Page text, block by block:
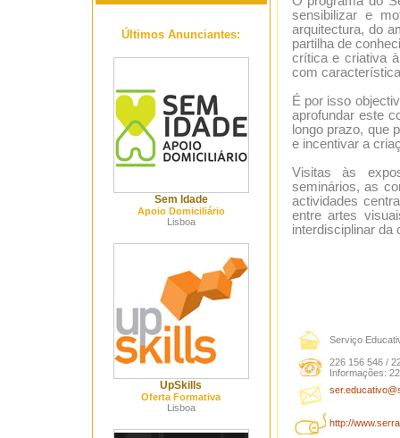
Últimos Anunciantes:
Sem Idade
Apoio Domiciliário
Lisboa
UpSkills
Oferta Formativa
Lisboa
sensibilizar e
arquitectura, do
partilha de
crítica e criativa
com
É por isso
aprofundar este
longo prazo, que
e incentivar a
Visitas às
seminários, as
actividades
entre artes
interdisciplinar da
Serviço
226 156 546 /
Informações:
http://